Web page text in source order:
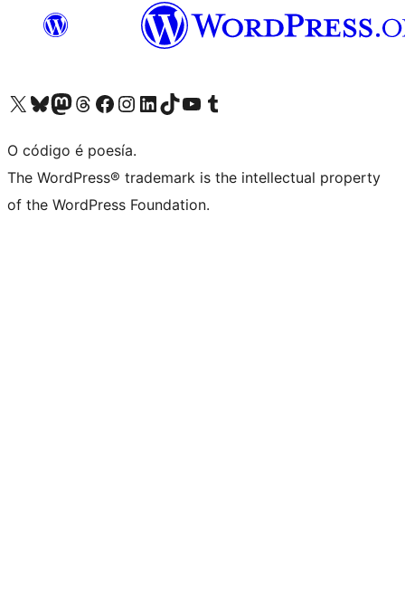
Visita la cuenta de X (anteriormente Twitter)
Visita a nosa conta de Bluesky
Visita a nosa conta de Mastodon
Visita a nosa conta de Threads
Visita a nosa páxina de Facebook
Visita a nosa conta de Instagram
Visita a nosa conta de LinkedIn
Visita a nosa conta de TikTok
Visita a nosa canle de YouTube
Visita a nosa conta de Tumblr
O código é poesía.
The WordPress® trademark is the intellectual property
of the WordPress Foundation.